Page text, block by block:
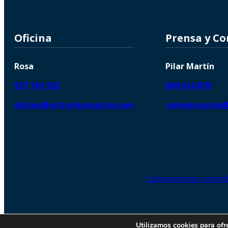
Oficina
Rosa
927 193 102
oficina@victorinomartin.com
Prensa y
Pilar Martín
608 014 878
Subvenciones
© 2026 Copyright © |
Utilizamos cookies para